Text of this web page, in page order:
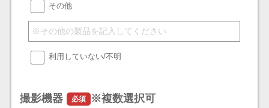
その他
利用していない/不明
撮影機器 必須 ※複数選択可